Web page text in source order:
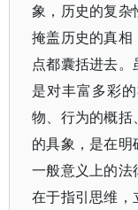
象，历史的复杂
掩盖历史的真
点都囊括进去
是对丰富多彩
物、行为的概
的具象，是在
一般意义上的法
在于指引思维